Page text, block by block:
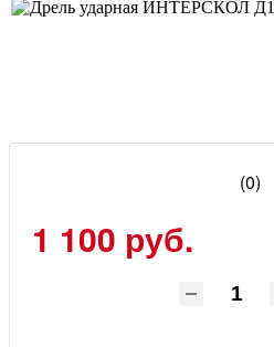
(0)
1 100 руб.